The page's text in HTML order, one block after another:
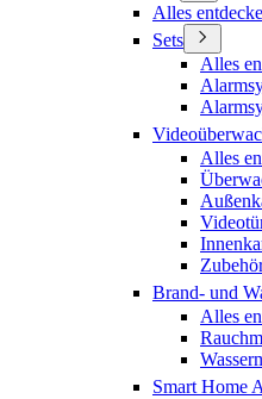
Alles
Sets
Alles
Alles
Brand- und
Alles
Smart Home